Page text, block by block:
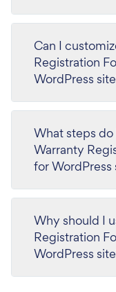
Can I
Registration
WordPress
What steps
Warranty
for WordPress
Why should I
Registration
WordPress